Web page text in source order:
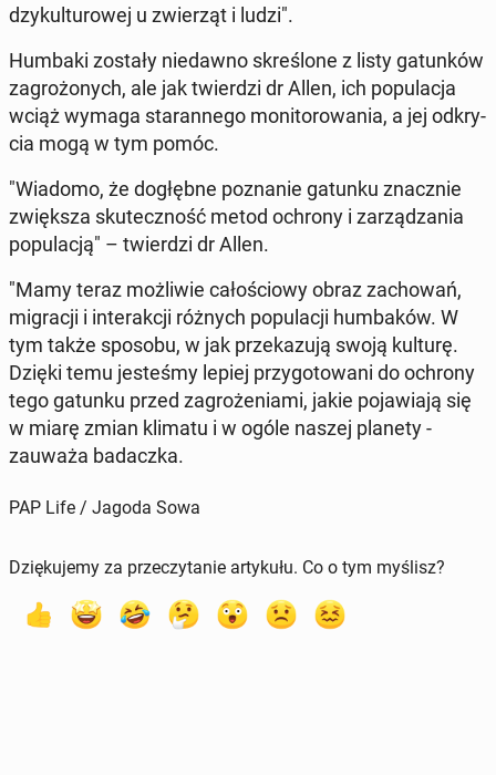
dzy­kul­tu­ro­wej u zwie­rząt i ludzi".
Humbaki zostały nie­daw­no skre­ślo­ne z listy ga­tun­ków
za­gro­żo­nych, ale jak twier­dzi dr Allen, ich po­pu­la­cja
wciąż wymaga sta­ran­ne­go mo­ni­to­ro­wa­nia, a jej od­kry­
cia mogą w tym pomóc.
"Wiadomo, że do­głęb­ne po­zna­nie gatunku znacz­nie
zwięk­sza sku­tecz­ność metod ochrony i za­rzą­dza­nia
po­pu­la­cją" – twier­dzi dr Allen.
"Mamy teraz moż­li­wie ca­ło­ścio­wy obraz za­cho­wań,
mi­gra­cji i in­te­rak­cji różnych po­pu­la­cji hum­ba­ków. W
tym także sposobu, w jak prze­ka­zu­ją swoją kulturę.
Dzięki temu je­ste­śmy lepiej przy­go­to­wa­ni do ochrony
tego gatunku przed za­gro­że­nia­mi, jakie po­ja­wia­ją się
w miarę zmian klimatu i w ogóle naszej planety -
zauważa ba­dacz­ka.
PAP Life / Jagoda Sowa
Dziękujemy za przeczytanie artykułu. Co o tym myślisz?